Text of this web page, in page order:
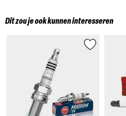
Dit zou je ook kunnen interesseren